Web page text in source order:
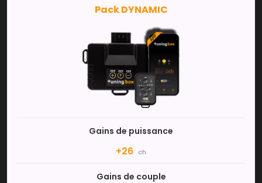
Pack DYNAMIC
Gains de puissance
+26 ch
Gains de couple